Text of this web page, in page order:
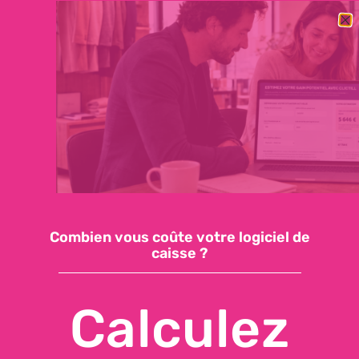
BESOIN DE CHANGER RAPIDEMENT DE LOGICIEL DE CAISSE ?
DÉCOUVREZ NOTRE OFFRE ESSENTIELLE : 59€/MOIS, SUPPORT
INCLUS, INSTALLATION EN QUELQUES JOURS
Demandez une démo
Accéder à ma caisse
Combien vous coûte votre logiciel de
caisse ?
Calculez